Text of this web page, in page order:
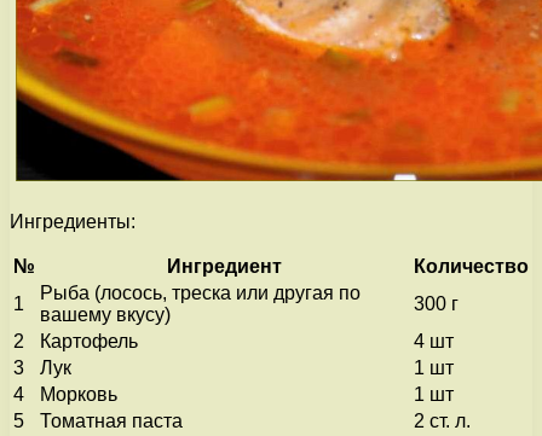
Ингредиенты:
№ Ингредиент
Количество
1
Рыба (лосось, треска или другая по
вашему вкусу)
300 г
2
Картофель
4 шт
3
Лук
1 шт
4
Морковь
1 шт
5
Томатная паста
2 ст. л.